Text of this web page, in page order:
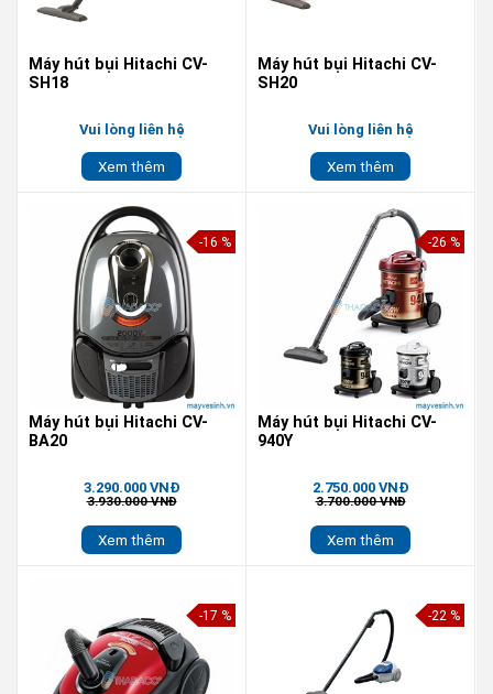
Máy hút bụi Hitachi CV-
SH18
Vui lòng liên hệ
Xem thêm
Máy hút bụi Hitachi CV-
SH20
Vui lòng liên hệ
Xem thêm
Máy hút bụi Hitachi CV-
BA20
3.290.000 VNĐ
3.930.000 VNĐ
-16 %
Xem thêm
Máy hút bụi Hitachi CV-
940Y
2.750.000 VNĐ
3.700.000 VNĐ
-26 %
Xem thêm
-17 % -22 %